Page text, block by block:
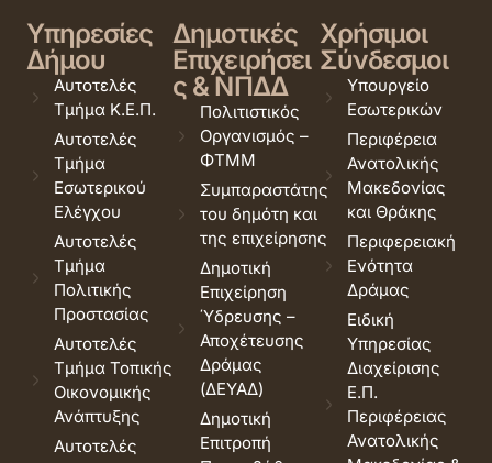
Υπηρεσίες
Δήμου
Αυτοτελές
Τμήμα Κ.Ε.Π.
Αυτοτελές
Τμήμα
Εσωτερικού
Ελέγχου
Αυτοτελές
Τμήμα
Πολιτικής
Προστασίας
Αυτοτελές
Τμήμα Τοπικής
Οικονομικής
Ανάπτυξης
Αυτοτελές
Δημοτικές
Επιχειρήσει
ς & ΝΠΔΔ
Πολιτιστικός
Οργανισμός –
ΦΤΜΜ
Συμπαραστάτης
του δημότη και
της επιχείρησης
Δημοτική
Επιχείρηση
Ύδρευσης –
Αποχέτευσης
Δράμας
(ΔΕΥΑΔ)
Δημοτική
Επιτροπή
Χρήσιμοι
Σύνδεσμοι
Υπουργείο
Εσωτερικών
Περιφέρεια
Ανατολικής
Μακεδονίας
και Θράκης
Περιφερειακή
Ενότητα
Δράμας
Ειδική
Υπηρεσίας
Διαχείρισης
Ε.Π.
Περιφέρειας
Ανατολικής